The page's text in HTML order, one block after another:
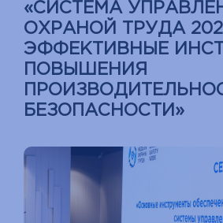
«СИСТЕМА
ОХРАНОЙ ТРУДА
ЭФФЕКТИВНЫЕ
ПОВЫШЕНИЯ
БЕЗОПАСНОСТИ»